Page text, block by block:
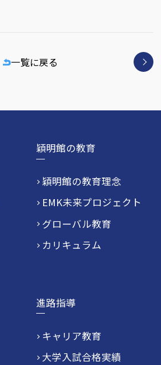
一覧に戻る
穎明館の教育
穎明館の教育理念
EMK未来プロジェクト
グローバル教育
カリキュラム
進路指導
キャリア教育
大学入試合格実績